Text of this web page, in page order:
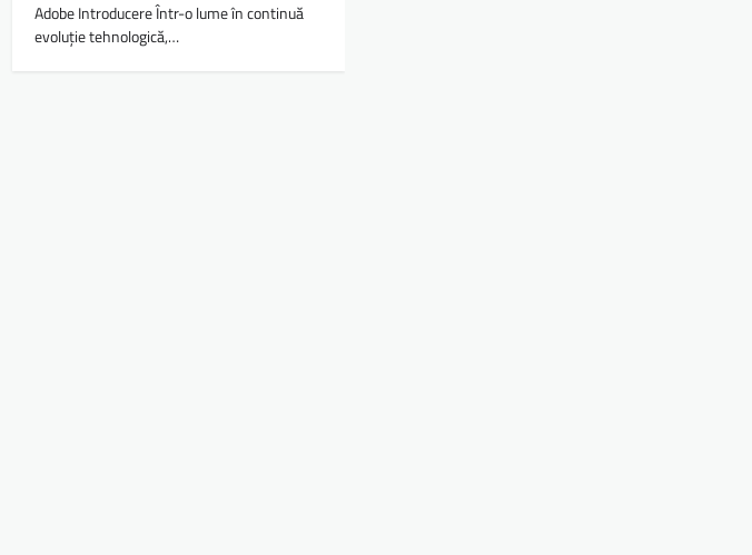
Adobe Introducere Într-o lume în continuă
evoluție tehnologică,…